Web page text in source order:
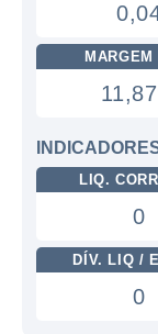
LIQ.
0
DÍV. LIQ /
0